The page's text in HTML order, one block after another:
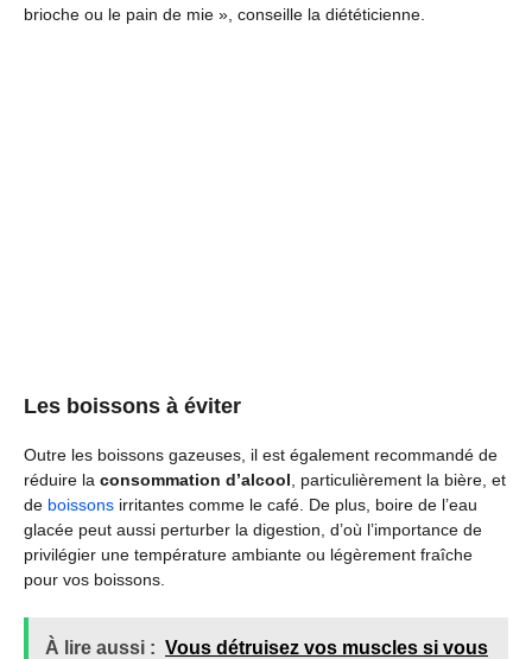
brioche ou le pain de mie », conseille la diététicienne.
Les boissons à éviter
Outre les boissons gazeuses, il est également recommandé de
réduire la consommation d’alcool , particulièrement la bière, et
de boissons irritantes comme le café. De plus, boire de l’eau
glacée peut aussi perturber la digestion, d’où l’importance de
privilégier une température ambiante ou légèrement fraîche
pour vos boissons.
À lire aussi : Vous détruisez vos muscles si vous